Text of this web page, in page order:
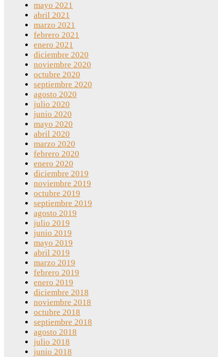
mayo 2021
abril 2021
marzo 2021
febrero 2021
enero 2021
diciembre 2020
noviembre 2020
octubre 2020
septiembre 2020
agosto 2020
julio 2020
junio 2020
mayo 2020
abril 2020
marzo 2020
febrero 2020
enero 2020
diciembre 2019
noviembre 2019
octubre 2019
septiembre 2019
agosto 2019
julio 2019
junio 2019
mayo 2019
abril 2019
marzo 2019
febrero 2019
enero 2019
diciembre 2018
noviembre 2018
octubre 2018
septiembre 2018
agosto 2018
julio 2018
junio 2018